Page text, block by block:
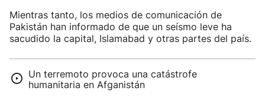
Mientras tanto, los medios de comunicación de
Pakistán han informado de que un seísmo leve ha
sacudido la capital, Islamabad y otras partes del país.
Un terremoto provoca una catástrofe
humanitaria en Afganistán